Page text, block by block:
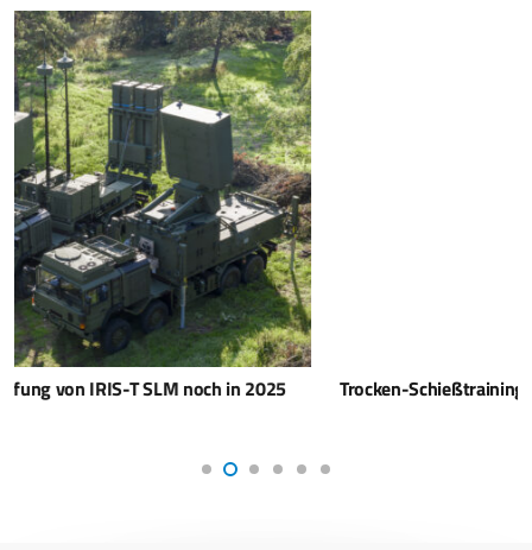
Trocken-Schießtrainingssystem jetzt auch für FN SCAR